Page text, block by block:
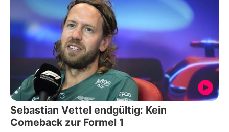
Sebastian Vettel endgültig: Kein
Comeback zur Formel 1